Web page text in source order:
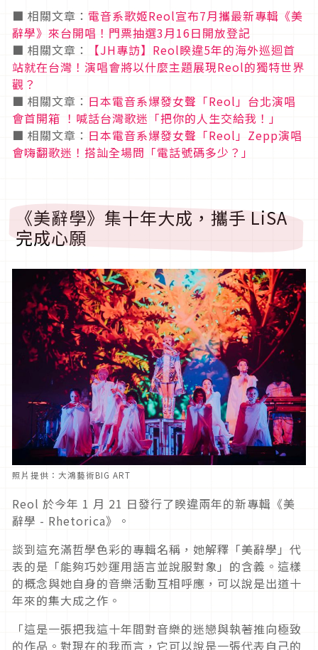
■ 相關文章： 電音系歌姬Reol宣布7月攜最新專輯《美
辭學》來台開唱！門票抽選3月16日開放登記
■ 相關文章：
【JH專訪】Reol睽違5年的海外巡迴首
站就在台灣！演唱會將以什麼主題展現Reol的獨特世界
觀？
■ 相關文章： 日本電音系爆發女聲「Reol 」台北演唱
會首開箱 ！喊話台灣歌迷「把你的人生交給我！」
■ 相關文章： 日本電音系爆發女聲「Reol」Zepp演唱
會嗨翻歌迷！搭訕全場問「電話號碼多少？」
《美辭學》集十年大成，攜手 LiSA
完成心願
照片提供：大鴻藝術BIG ART
Reol 於今年 1 月 21 日發行了睽違兩年的新專輯《美
辭學 - Rhetorica》。
談到這充滿哲學色彩的專輯名稱，她解釋「美辭學」代
表的是「能夠巧妙運用語言並說服對象」的含義。這樣
的概念與她自身的音樂活動互相呼應，可以說是出道十
年來的集大成之作。
「這是一張把我這十年間對音樂的迷戀與執著推向極致
的作品。對現在的我而言，它可以說是一張代表自己的